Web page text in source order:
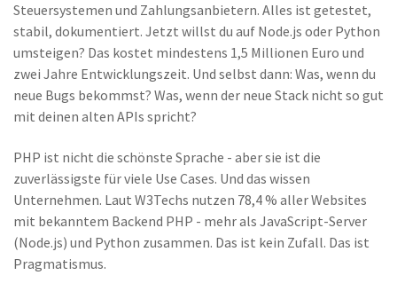
Steuersystemen und Zahlungsanbietern. Alles ist getestet,
stabil, dokumentiert. Jetzt willst du auf Node.js oder Python
umsteigen? Das kostet mindestens 1,5 Millionen Euro und
zwei Jahre Entwicklungszeit. Und selbst dann: Was, wenn du
neue Bugs bekommst? Was, wenn der neue Stack nicht so gut
mit deinen alten APIs spricht?
PHP ist nicht die schönste Sprache - aber sie ist die
zuverlässigste für viele Use Cases. Und das wissen
Unternehmen. Laut W3Techs nutzen 78,4 % aller Websites
mit bekanntem Backend PHP - mehr als JavaScript-Server
(Node.js) und Python zusammen. Das ist kein Zufall. Das ist
Pragmatismus.